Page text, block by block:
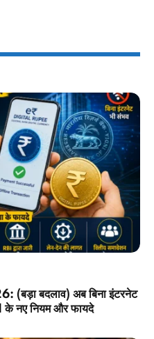
बदलाव) अब बिना इंटरनेट
के नए नियम और फायदे